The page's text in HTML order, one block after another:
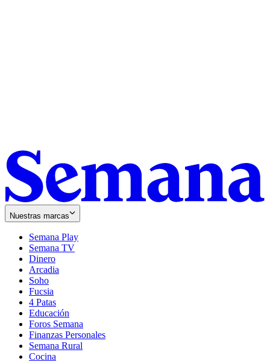
Nuestras marcas
Semana Play
Semana TV
Dinero
Arcadia
Soho
in
new
window
Fucsia
in
new
window
4 Patas
Educación
Foros Semana
Finanzas Personales
Semana Rural
Cocina